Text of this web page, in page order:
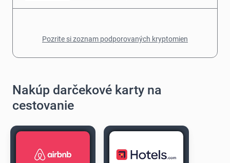
Pozrite si zoznam podporovaných kryptomien
Nakúp darčekové karty na
cestovanie